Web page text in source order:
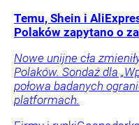
Temu, Shein i
Polaków zapytano o
Nowe unijne cła
Polaków. Sondaż dla
połowa badanych
platformach.